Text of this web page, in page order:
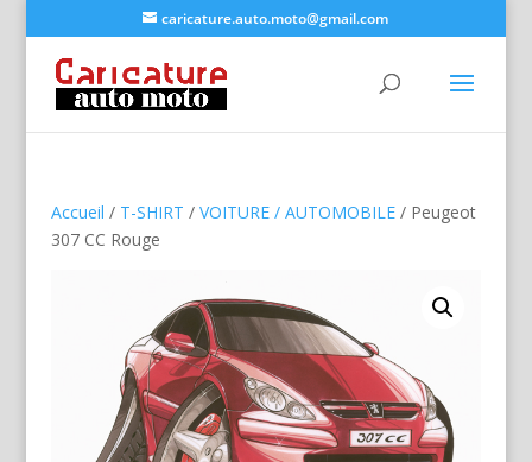
caricature.auto.moto@gmail.com
Accueil / T-SHIRT / VOITURE / AUTOMOBILE/ Peugeot
307 CC Rouge